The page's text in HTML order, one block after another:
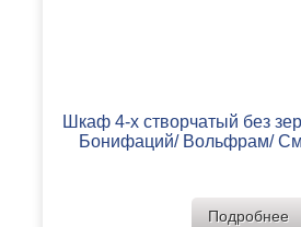
Шкаф 4-х створчатый без
Бонифаций/ Вольфрам/
Подробнее